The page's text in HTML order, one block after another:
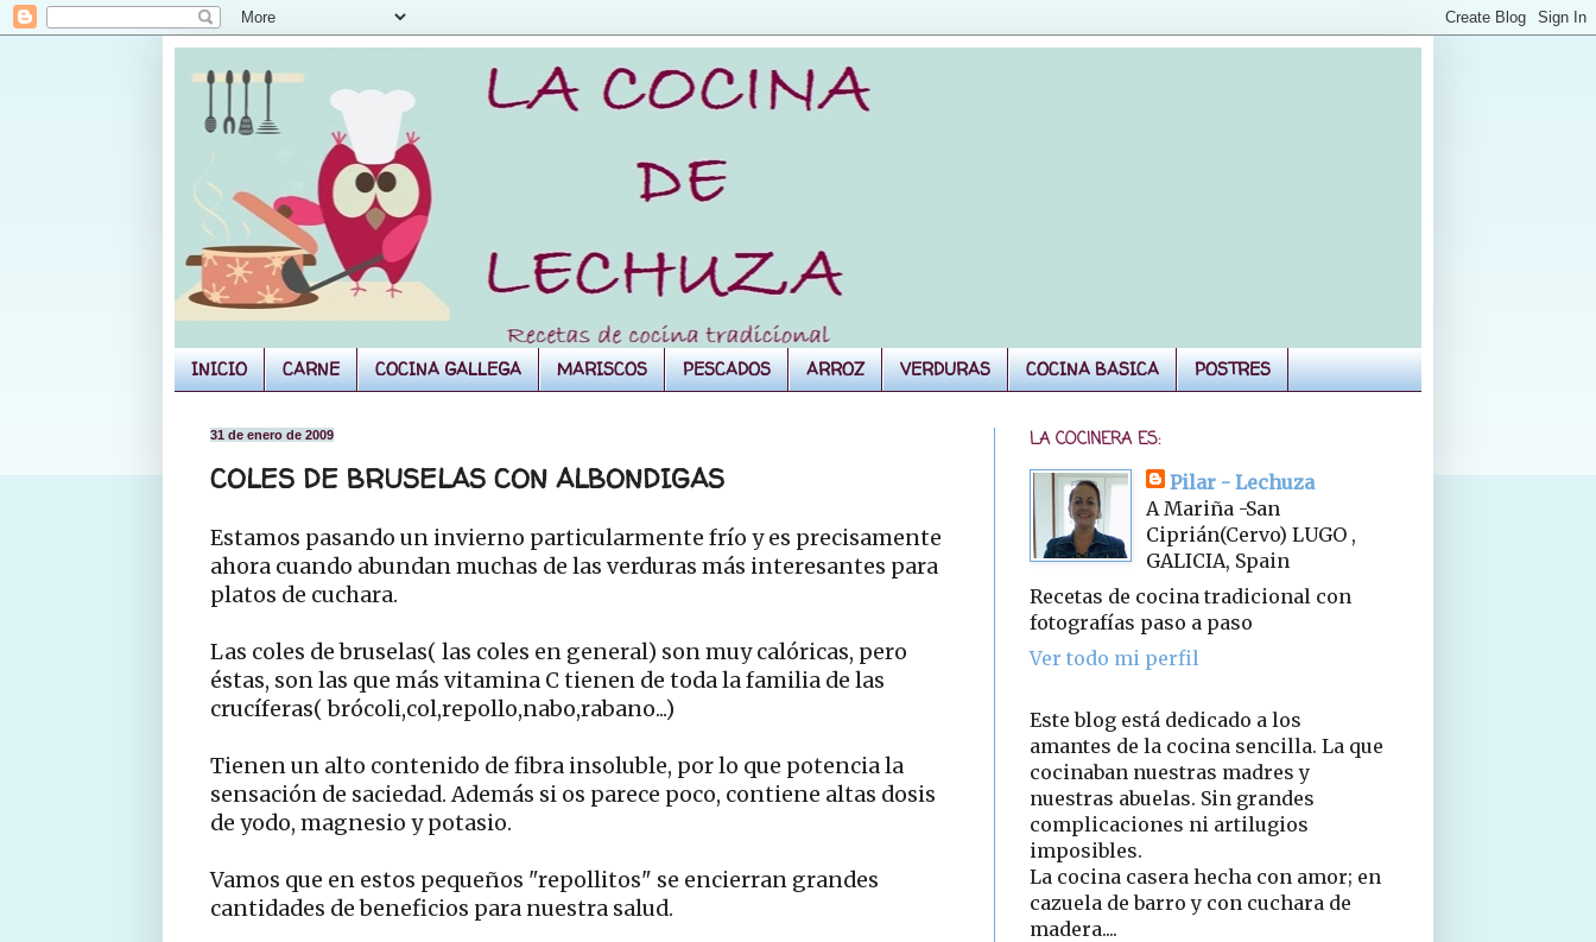
INICIO CARNE COCINA GALLEGA MARISCOS PESCADOS ARROZ VERDURAS COCINA BASICA POSTRES
31 de enero de 2009
COLES DE BRUSELAS CON ALBONDIGAS
Estamos pasando un invierno particularmente frío y es precisamente
ahora cuando abundan muchas de las verduras más interesantes para
platos de cuchara.
Las coles de bruselas( las coles en general) son muy calóricas, pero
éstas, son las que más vitamina C tienen de toda la familia de las
crucíferas( brócoli,col,repollo,nabo,rabano...)
Tienen un alto contenido de fibra insoluble, por lo que potencia la
sensación de saciedad. Además si os parece poco, contiene altas dosis
de yodo, magnesio y potasio.
Vamos que en estos pequeños "repollitos" se encierran grandes
cantidades de beneficios para nuestra salud.
LA COCINERA ES:
Pilar - Lechuza
A Mariña -San
Ciprián(Cervo) LUGO ,
GALICIA, Spain
Recetas de cocina tradicional con
fotografías paso a paso
Ver todo mi perfil
Este blog está dedicado a los
amantes de la cocina sencilla. La que
cocinaban nuestras madres y
nuestras abuelas. Sin grandes
complicaciones ni artilugios
imposibles.
La cocina casera hecha con amor; en
cazuela de barro y con cuchara de
madera....